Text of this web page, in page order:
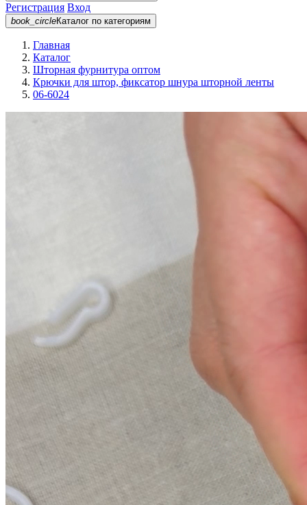
Регистрация Вход
book_circleКаталог по категориям
Главная
Каталог
Шторная фурнитура оптом
Крючки для штор, фиксатор шнура шторной ленты
06-6024